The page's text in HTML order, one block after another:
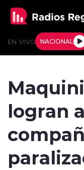
EN VIVO NACIONAL
Actualidad
Tendencias
Deportes
logran